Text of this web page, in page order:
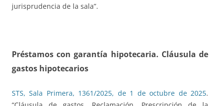
jurisprudencia de la sala”.
Préstamos con garantía hipotecaria. Cláusula de
gastos hipotecarios
STS, Sala Primera, 1361/2025, de 1 de octubre de 2025.